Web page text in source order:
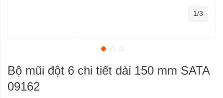
Bộ mũi đột 6 chi tiết dài 150 mm SATA
09162
1/3